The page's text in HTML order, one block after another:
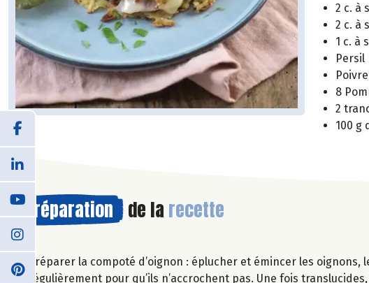
2 c. à
2 c. à
1 c. à
Persil
Poivre
8
2
100 g
Préparation de la recette
Préparer la compoté d’oignon : éplucher et émincer les
régulièrement pour qu’ils n’accrochent pas. Une fois